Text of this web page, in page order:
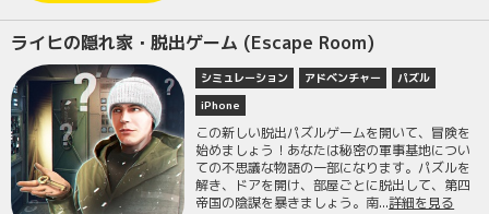
ライヒの隠れ家・脱出ゲーム (Escape Room)
シミュレーション アドベンチャー
パズル
iPhone
この新しい脱出パズルゲームを開いて、冒険を
始めましょう！あなたは秘密の軍事基地につい
ての不思議な物語の一部になります。パズルを
解き、ドアを開け、部屋ごとに脱出して、第四
帝国の陰謀を暴きましょう。南...詳細を見る